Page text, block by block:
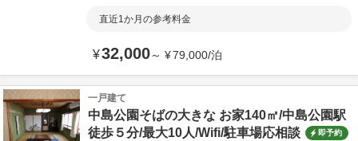
直近1か月の参考料金
¥32,000～ ¥79,000/泊
一戸建て
中島公園そばの大きな お家140㎡/中島公園駅
徒歩５分/最大10人/Wifi/駐車場応相談
即予約